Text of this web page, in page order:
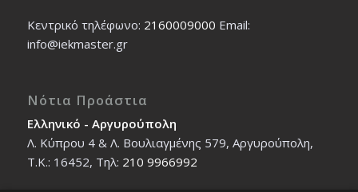
Κεντρικό τηλέφωνο: 2160009000 Εmail:
info@iekmaster.gr
Νότια Προάστια
Ελληνικό - Αργυρούπολη
Λ. Κύπρου 4 & Λ. Βουλιαγμένης 579, Αργυρούπολη,
T.K.: 16452, Τηλ: 210 9966992